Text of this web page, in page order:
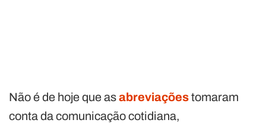
Não é de hoje que asabreviaçõestomaram
conta da comunicação cotidiana,